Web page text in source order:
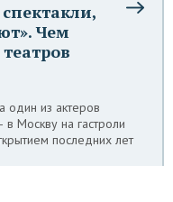
Чем
один из актеров
Москву на гастроли
последних лет